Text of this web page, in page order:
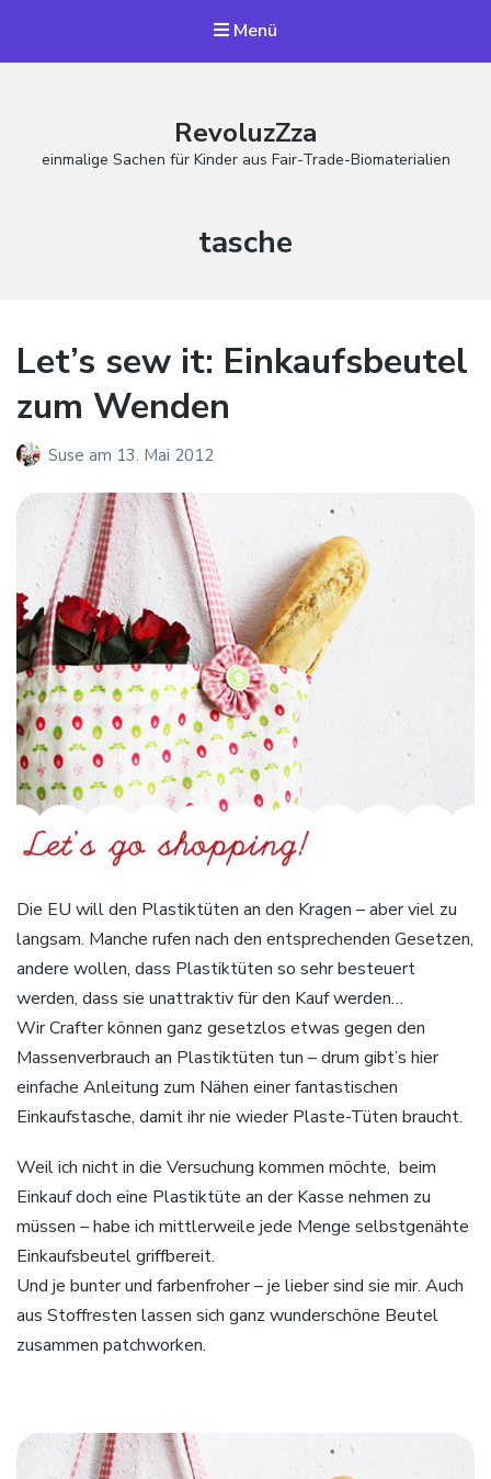
Menü
RevoluzZza
einmalige Sachen für Kinder aus Fair-Trade-Biomaterialien
Schlagwort:
tasche
Let’s sew it: Einkaufsbeutel
zum Wenden
Suse am 13. Mai 2012
Die EU will den Plastiktüten an den Kragen – aber viel zu
langsam. Manche rufen nach den entsprechenden Gesetzen,
andere wollen, dass Plastiktüten so sehr besteuert
werden, dass sie unattraktiv für den Kauf werden…
Wir Crafter können ganz gesetzlos etwas gegen den
Massenverbrauch an Plastiktüten tun – drum gibt’s hier
einfache Anleitung zum Nähen einer fantastischen
Einkaufstasche, damit ihr nie wieder Plaste-Tüten braucht.
Weil ich nicht in die Versuchung kommen möchte, beim
Einkauf doch eine Plastiktüte an der Kasse nehmen zu
müssen – habe ich mittlerweile jede Menge selbstgenähte
Einkaufsbeutel griffbereit.
Und je bunter und farbenfroher – je lieber sind sie mir. Auch
aus Stoffresten lassen sich ganz wunderschöne Beutel
zusammen patchworken.